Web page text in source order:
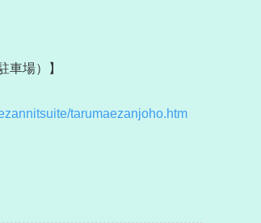
車場）】
tarumaezanjoho.htm